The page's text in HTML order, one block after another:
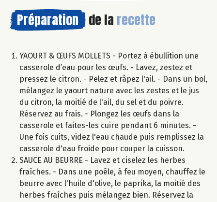
Préparation de la recette
YAOURT & ŒUFS MOLLETS - Portez à ébullition une
casserole d’eau pour les œufs. - Lavez, zestez et
pressez le citron. - Pelez et râpez l'ail. - Dans un bol,
mélangez le yaourt nature avec les zestes et le jus
du citron, la moitié de l'ail, du sel et du poivre.
Réservez au frais. - Plongez les œufs dans la
casserole et faites-les cuire pendant 6 minutes. -
Une fois cuits, videz l'eau chaude puis remplissez la
casserole d'eau froide pour couper la cuisson.
SAUCE AU BEURRE - Lavez et ciselez les herbes
fraîches. - Dans une poêle, à feu moyen, chauffez le
beurre avec l'huile d'olive, le paprika, la moitié des
herbes fraîches puis mélangez bien. Réservez la